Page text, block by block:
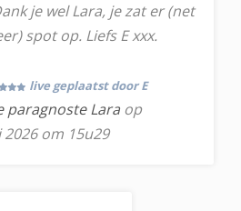
je wel Lara, je zat er (net
spot op. Liefs E xxx.
live geplaatst door E
paragnoste Lara op
om 15u29